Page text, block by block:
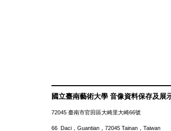
國立臺南藝術大學 音像資料保存及展
72045 臺南市官田區大崎里大崎66號
66 Daci，Guantian，72045 Tainan，Taiwan